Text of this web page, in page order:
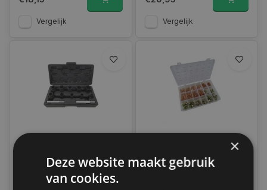
Vergelijk Vergelijk
Weber Tools Bout en
Moer verwijder set |
WT-2011
Weber Tools
Assortiment
×
Deze website maakt gebruik
van cookies.